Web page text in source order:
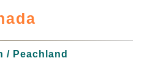
/ Peachland